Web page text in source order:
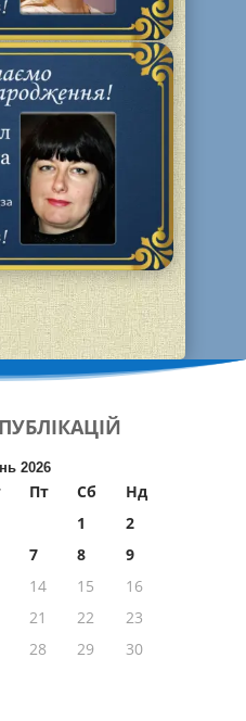
ПУБЛІКАЦІЙ
2026
Пт Сб
Нд
1
2
7 8
9
14 15
16
21 22
23
28 29
30